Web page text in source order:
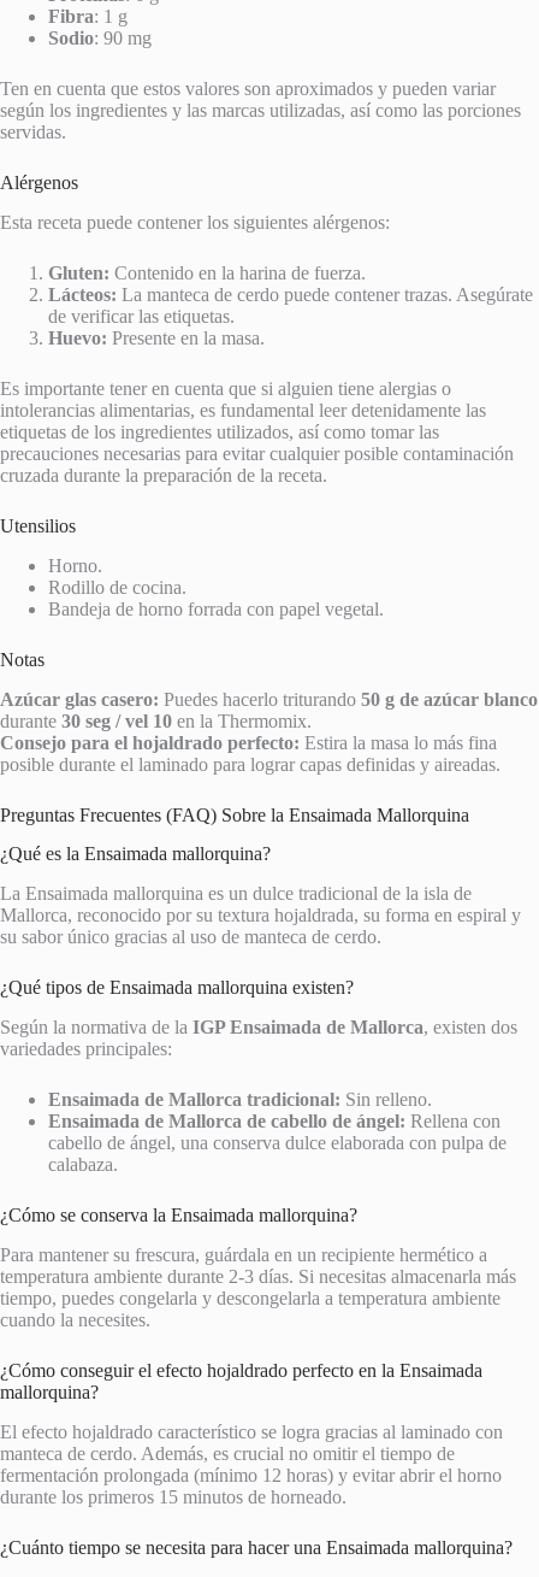
Fibra: 1 g
Sodio: 90 mg
Ten en cuenta que estos valores son aproximados y pueden variar
según los ingredientes y las marcas utilizadas, así como las porciones
servidas.
Alérgenos
Esta receta puede contener los siguientes alérgenos:
Gluten: Contenido en la harina de fuerza.
Lácteos: La manteca de cerdo puede contener trazas. Asegúrate
de verificar las etiquetas.
Huevo: Presente en la masa.
Es importante tener en cuenta que si alguien tiene alergias o
intolerancias alimentarias, es fundamental leer detenidamente las
etiquetas de los ingredientes utilizados, así como tomar las
precauciones necesarias para evitar cualquier posible contaminación
cruzada durante la preparación de la receta.
Utensilios
Horno.
Rodillo de cocina.
Bandeja de horno forrada con papel vegetal.
Notas
Azúcar glas casero: Puedes hacerlo triturando 50 g de azúcar blanco
durante 30 seg / vel 10 en la Thermomix.
Consejo para el hojaldrado perfecto: Estira la masa lo más fina
posible durante el laminado para lograr capas definidas y aireadas.
Preguntas Frecuentes (FAQ) Sobre la Ensaimada Mallorquina
¿Qué es la Ensaimada mallorquina?
La Ensaimada mallorquina es un dulce tradicional de la isla de
Mallorca, reconocido por su textura hojaldrada, su forma en espiral y
su sabor único gracias al uso de manteca de cerdo.
¿Qué tipos de Ensaimada mallorquina existen?
Según la normativa de la IGP Ensaimada de Mallorca, existen dos
variedades principales:
Ensaimada de Mallorca tradicional: Sin relleno.
Ensaimada de Mallorca de cabello de ángel: Rellena con
cabello de ángel, una conserva dulce elaborada con pulpa de
calabaza.
¿Cómo se conserva la Ensaimada mallorquina?
Para mantener su frescura, guárdala en un recipiente hermético a
temperatura ambiente durante 2-3 días. Si necesitas almacenarla más
tiempo, puedes congelarla y descongelarla a temperatura ambiente
cuando la necesites.
¿Cómo conseguir el efecto hojaldrado perfecto en la Ensaimada
mallorquina?
El efecto hojaldrado característico se logra gracias al laminado con
manteca de cerdo. Además, es crucial no omitir el tiempo de
fermentación prolongada (mínimo 12 horas) y evitar abrir el horno
durante los primeros 15 minutos de horneado.
¿Cuánto tiempo se necesita para hacer una Ensaimada mallorquina?